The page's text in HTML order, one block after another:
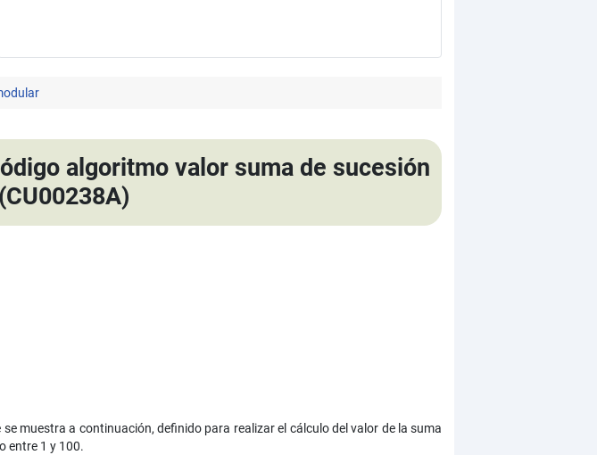
algoritmo valor suma de sucesión
muestra a continuación, definido para realizar el cálculo del valor de la suma
entre 1 y 100.